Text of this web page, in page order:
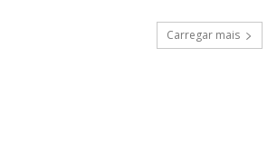
Carregar mais